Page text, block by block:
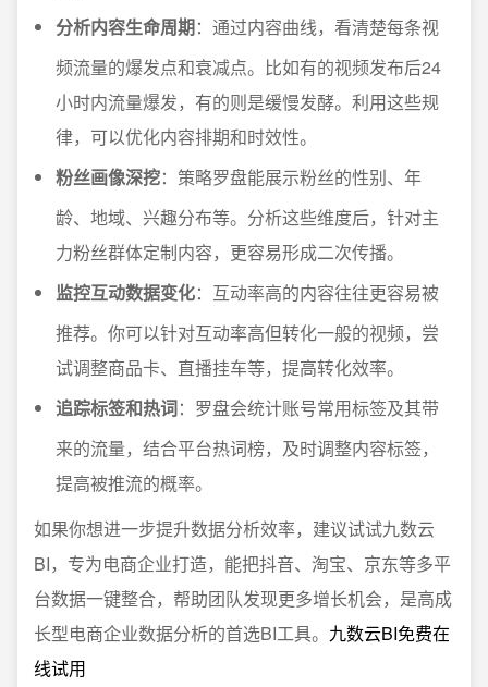
分析内容生命周期：通过内容曲线，看清楚每条视
频流量的爆发点和衰减点。比如有的视频发布后24
小时内流量爆发，有的则是缓慢发酵。利用这些规
律，可以优化内容排期和时效性。
粉丝画像深挖：策略罗盘能展示粉丝的性别、年
龄、地域、兴趣分布等。分析这些维度后，针对主
力粉丝群体定制内容，更容易形成二次传播。
监控互动数据变化：互动率高的内容往往更容易被
推荐。你可以针对互动率高但转化一般的视频，尝
试调整商品卡、直播挂车等，提高转化效率。
追踪标签和热词：罗盘会统计账号常用标签及其带
来的流量，结合平台热词榜，及时调整内容标签，
提高被推流的概率。
如果你想进一步提升数据分析效率，建议试试九数云
BI，专为电商企业打造，能把抖音、淘宝、京东等多平
台数据一键整合，帮助团队发现更多增长机会，是高成
长型电商企业数据分析的首选BI工具。 九数云BI免费在
线试用